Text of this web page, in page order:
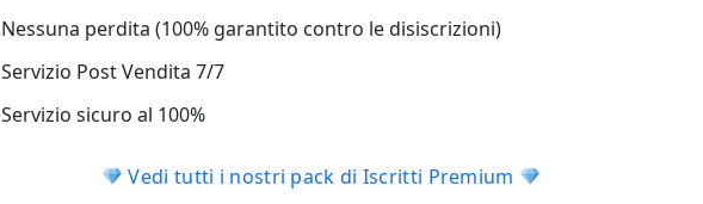
Nessuna perdita (100% garantito contro le disiscrizioni)
Servizio Post Vendita 7/7
Servizio sicuro al 100%
Vedi tutti i nostri pack di Iscritti Premium